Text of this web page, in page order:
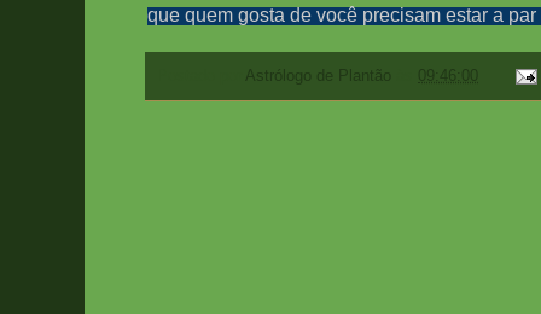
que quem gosta de você precisam estar a
Astrólogo de Plantão 09:46:00